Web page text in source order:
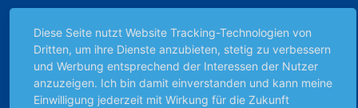
Börsengerüchte
Börsengespräche
Favoriten
Diese Seite nutzt Website Tracking-Technologien von
Dritten, um ihre Dienste anzubieten, stetig zu verbessern
und Werbung entsprechend der Interessen der Nutzer
anzuzeigen. Ich bin damit einverstanden und kann meine
Einwilligung jederzeit mit Wirkung für die Zukunft